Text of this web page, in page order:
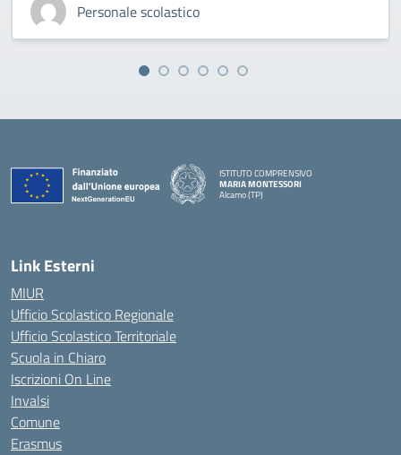
Personale scolastico
ISTITUTO COMPRENSIVO
MARIA MONTESSORI
Alcamo (TP)
Link Esterni
MIUR
Ufficio Scolastico Regionale
Ufficio Scolastico Territoriale
Scuola in Chiaro
Iscrizioni On Line
Invalsi
Comune
Erasmus